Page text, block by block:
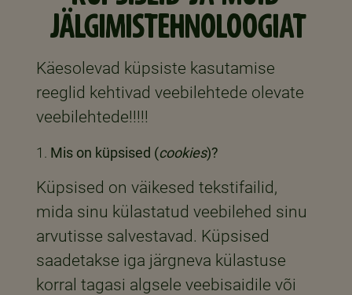
JÄLGIMISTEHNOLOOGIAT
Käesolevad küpsiste kasutamise
reeglid kehtivad veebilehtede olevate
veebilehtede!!!!!
Mis on küpsised (cookies)?
Küpsised on väikesed tekstifailid,
mida sinu külastatud veebilehed sinu
arvutisse salvestavad. Küpsised
saadetakse iga järgneva külastuse
korral tagasi algsele veebisaidile või